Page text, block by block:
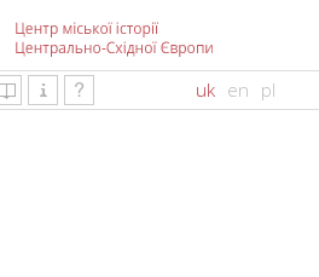
uk en pl